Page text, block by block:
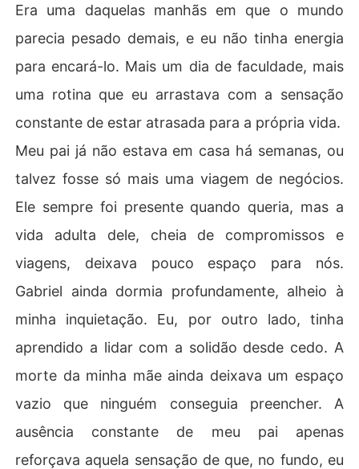
Era uma daquelas manhãs em que o mundo
parecia pesado demais, e eu não tinha energia
para encará-lo. Mais um dia de faculdade, mais
uma rotina que eu arrastava com a sensação
constante de estar atrasada para a própria vida.
Meu pai já não estava em casa há semanas, ou
talvez fosse só mais uma viagem de negócios.
Ele sempre foi presente quando queria, mas a
vida adulta dele, cheia de compromissos e
viagens, deixava pouco espaço para nós.
Gabriel ainda dormia profundamente, alheio à
minha inquietação. Eu, por outro lado, tinha
aprendido a lidar com a solidão desde cedo. A
morte da minha mãe ainda deixava um espaço
vazio que ninguém conseguia preencher. A
ausência constante de meu pai apenas
reforçava aquela sensação de que, no fundo, eu